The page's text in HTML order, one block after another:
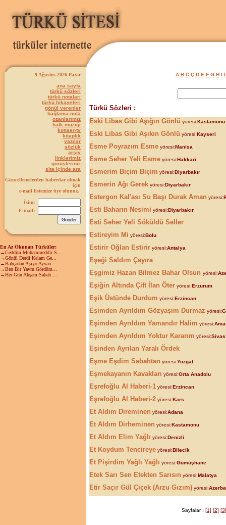
9 Ağustos 2026 Pazar
ana sayfa
türkü sözleri
türkü notaları
türkü hikayeleri
gönül verenler
bağlama-nota
ozanlarımız
halk müziği
konser-tv
kitaplık
yazılar
sözlük
arşiv
linklerimiz
görüşleriniz
site içinde ara
Güncellemelerden haberdar olmak
için
e-mail listemize üye olunuz.
İsim:
E-mail:
En Az Okunan Türküler:
→Ceddim Muhammeddir S...
→Gönül Derdi Kelam Ge...
→Bahçadan Aşıyo Ayvan...
→Ben Bir Yavru Gördüm...
→Her Gün Akşam Sabah ...
A B C Ç D E F G H I İ
Türkü Sözleri :
Eski Libas Gibi Aşığın Gönlü yöresi:Kastamonu
Eski Libas Gibi Aşıkın Gönlü yöresi:Kayseri
Esme Poyrazım Esme yöresi:Manisa
Esme Seher Yeli Esme yöresi:Hakkari
Esmerim Biçim Biçim yöresi:Diyarbakır
Esmerin Ağı Gerek yöresi:Diyarbakır
Estergon Kal'ası Su Başı Durak Aman yöresi:
Esti Baharın Nesimi yöresi:Diyarbakır
Esti Seher Yeli Söküldü Seller
Estireyim Mi yöresi:Bolu
Estirir Oğlan Estirir yöresi:Antalya
Eşeği Saldım Çayıra
Eşgimiz Hazan Bilmez Bahar Olsun yöresi:
Eşiğin Altında Çift İlan Öter yöresi:Erzurum
Eşik Üstünde Durdum yöresi:Erzincan
Eşimden Ayrıldım Gözyaşım Durmaz yöresi:
Eşimden Ayrıldım Yamandır Halim yöresi:
Eşimden Ayrıldım Yoktur Kararım yöresi:Sivas
Eşinden Ayrılan Yaralı Ördek
Eşme Eşdim Sabahtan yöresi:Yozgat
Eşmekayanın Kavakları yöresi:Orta Anadolu
Eşrefoğlu Al Haberi-1 yöresi:Erzincan
Eşrefoğlu Al Haberi-2 yöresi:Kars
Et Aldım Direminen yöresi:Adana
Et Aldım Dirheminen yöresi:Kastamonu
Et Aldım Elim Yağlı yöresi:Denizli
Et Koydum Tencireye yöresi:Bilecik
Et Pişirdim Yağlı Yağlı yöresi:Gümüşhane
Etek Sarı Sen Etekten Sarısın yöresi:Malatya
Etir Saçır Gül Çiçek (Arzu Gızım) yöresi:
Sayfalar : [1] [2] [3]